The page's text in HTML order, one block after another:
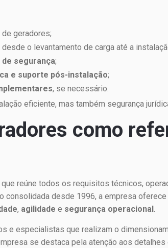
geradores;
desde o levantamento de carga até a
segurança;
e suporte pós-instalação;
, se necessário.
eficiente, mas também segurança
como
reúne todos os requisitos técnicos,
consolidada desde 1996, a empresa
, agilidade e segurança operacional.
e especialistas que realizam o
se destaca pela atenção aos